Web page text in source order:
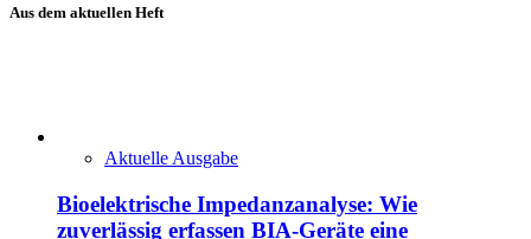
Aus dem aktuellen Heft
Aktuelle Ausgabe
Bioelektrische Impedanzanalyse: Wie
zuverlässig erfassen BIA-Geräte eine